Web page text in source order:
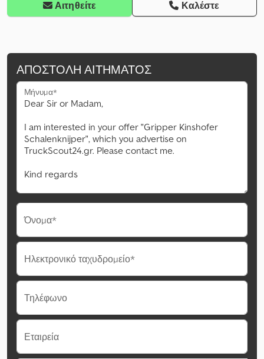
Αιτηθείτε Καλέστε
ΑΠΟΣΤΟΛΉ ΑΙΤΉΜΑΤΟΣ
Μήνυμα*
Όνομα*
Ηλεκτρονικό ταχυδρομείο*
Τηλέφωνο
Εταιρεία